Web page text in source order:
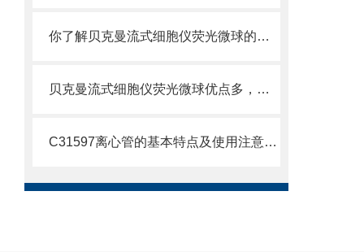
你了解贝克曼流式细胞仪荧光微球的制备之怎样的吗
贝克曼流式细胞仪荧光微球优点多，实用效果好
C31597离心管的基本特点及使用注意事项